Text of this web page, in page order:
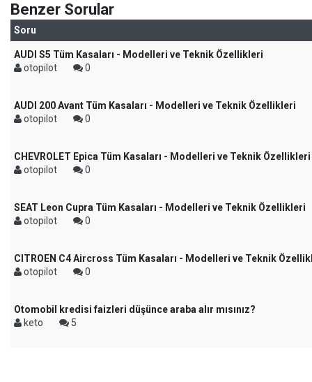
Benzer Sorular
Soru
AUDI S5 Tüm Kasaları - Modelleri ve Teknik Özellikleri
otopilot
0
AUDI 200 Avant Tüm Kasaları - Modelleri ve Teknik Özellikleri
otopilot
0
CHEVROLET Epica Tüm Kasaları - Modelleri ve Teknik Özellikleri
otopilot
0
SEAT Leon Cupra Tüm Kasaları - Modelleri ve Teknik Özellikleri
otopilot
0
CITROEN C4 Aircross Tüm Kasaları - Modelleri ve Teknik
otopilot
0
Otomobil kredisi faizleri düşünce araba alır mısınız?
keto
5